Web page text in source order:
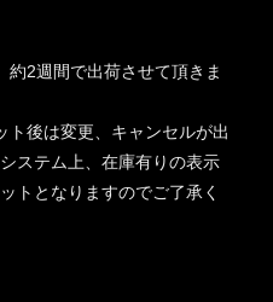
2週間で出荷させて頂きま
ト後は変更、キャンセルが出
ステム上、在庫有りの表示
トとなりますのでご了承く